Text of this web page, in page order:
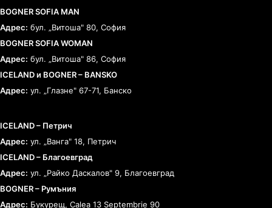
BOGNER SOFIA MAN
Адрес: бул. „Витоша" 80, София
BOGNER SOFIA WOMAN
Адрес: бул. „Витоша" 86, София
ICELAND и BOGNER – BANSKO
Адрес: ул. „Глазне" 67-71, Банско
ICELAND – Петрич
Адрес: ул. „Ванга" 18, Петрич
ICELAND – Благоевград
Адрес: ул. „Райко Даскалов" 9, Благоевград
BOGNER – Румъния
Адрес: Букурещ, Calea 13 Septembrie 90